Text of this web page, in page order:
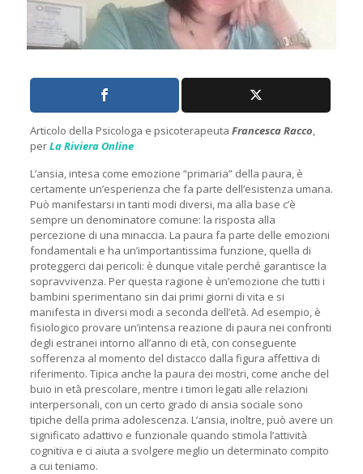
Articolo della Psicologa e psicoterapeuta Francesca Racco,
perLa Riviera Online
L’ansia, intesa come emozione “primaria” della paura, è
certamente un’esperienza che fa parte dell’esistenza umana.
Può manifestarsi in tanti modi diversi, ma alla base c’è
sempre un denominatore comune: la risposta alla
percezione di una minaccia. La paura fa parte delle emozioni
fondamentali e ha un’importantissima funzione, quella di
proteggerci dai pericoli: è dunque vitale perché garantisce la
sopravvivenza. Per questa ragione è un’emozione che tutti i
bambini sperimentano sin dai primi giorni di vita e si
manifesta in diversi modi a seconda dell’età. Ad esempio, è
fisiologico provare un’intensa reazione di paura nei confronti
degli estranei intorno all’anno di età, con conseguente
sofferenza al momento del distacco dalla figura affettiva di
riferimento. Tipica anche la paura dei mostri, come anche del
buio in età prescolare, mentre i timori legati alle relazioni
interpersonali, con un certo grado di ansia sociale sono
tipiche della prima adolescenza. L’ansia, inoltre, può avere un
significato adattivo e funzionale quando stimola l’attività
cognitiva e ci aiuta a svolgere meglio un determinato compito
a cui teniamo.